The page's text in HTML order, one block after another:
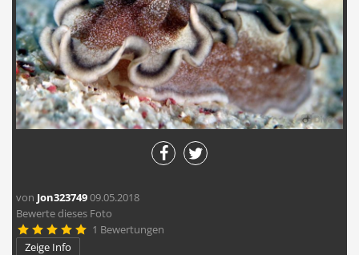
von Jon32374909.05.2018
Bewerte dieses Foto
     1 Bewertungen
Zeige Info